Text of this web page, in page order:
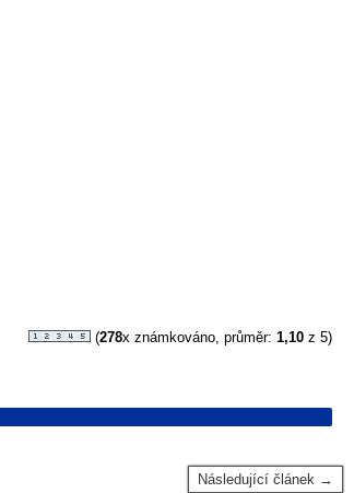
(278x známkováno, průměr: 1,10 z 5)
Následující článek →